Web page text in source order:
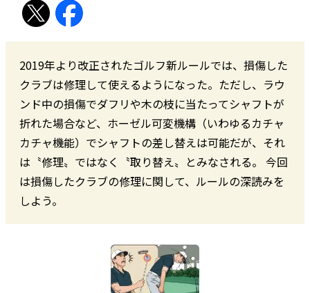
2019年より改正されたゴルフ新ルールでは、損傷した
クラブは修理して使えるようになった。ただし、ラウ
ンド中の損傷でダフリや木の枝に当たってシャフトが
折れた場合など、ホーゼル可変機構（いわゆるカチャ
カチャ機能）でシャフトの差し替えは可能だが、それ
は〝修理〟ではなく〝取り替え〟とみなされる。 今回
は損傷したクラブの修理に関して、ルールの深読みを
しよう。